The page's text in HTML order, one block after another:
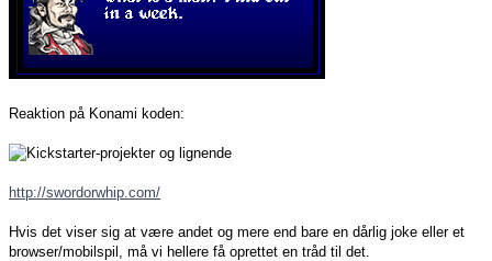
Reaktion på Konami koden:
http://swordorwhip.com/
Hvis det viser sig at være andet og mere end bare en dårlig joke eller et
browser/mobilspil, må vi hellere få oprettet en tråd til det.